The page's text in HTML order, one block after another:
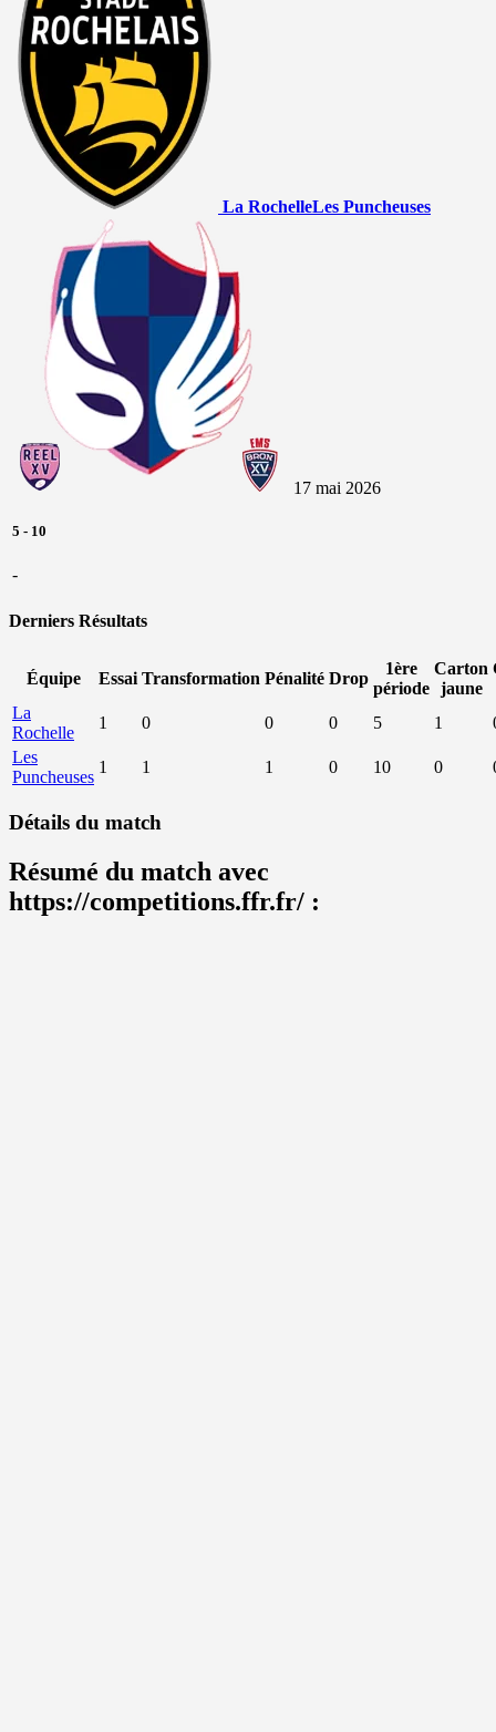
La RochelleLes Puncheuses
17 mai 2026
5 - 10
-
Derniers Résultats
Équipe Essai Transformation Pénalité Drop
1ère
période
Carton
jaune
La
Rochelle
1 0 0 0 5 1
Les
Puncheuses
1 1 1 0 10 0
Détails du match
Résumé du match avec
https://competitions.ffr.fr/ :